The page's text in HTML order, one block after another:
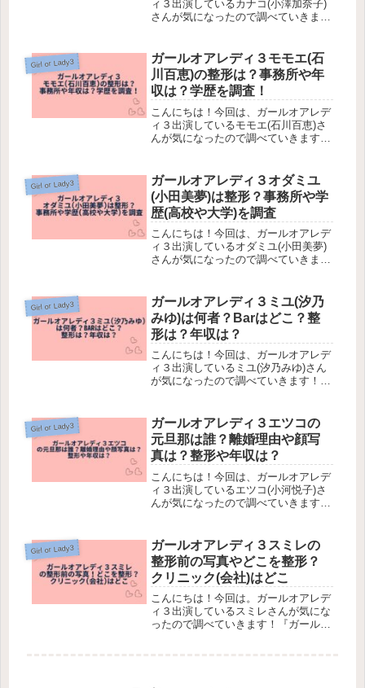
ィ３出演しているカナコ(小澤加奈子)
さんが気になったので調べていきま
す。20代女性の「ガール」と30代女性
の「レディ」が参加し、結婚を真剣に
考...
Girl or Lady3
ガールオアレディ３モモエ(石
川百恵)の整形は？事務所や年
収は？学歴を調査！
こんにちは！今回は、ガールオアレデ
ィ３出演しているモモエ(石川百恵)さ
んが気になったので調べていきます！
性の「ガール」と30代女性の「レデ
ィ」が参加し、結婚を真剣に考え...
Girl or Lady3
ガールオアレディ３オダミユ
(小田美夢)は整形？事務所や学
歴(高校や大学)を調査
こんにちは！今回は、ガールオアレデ
ィ３出演しているオダミユ(小田美夢)
さんが気になったので調べていきま
アシスタント→恋リア出演へとキャリ
アを重ねてきた“表現系キャリア...
Girl or Lady3
ガールオアレディ３ミユ(汐乃
みゆ)は何者？Barはどこ？整
形は？年収は？
こんにちは！今回は、ガールオアレデ
ィ３出演しているミユ(汐乃みゆ)さん
が気になったので調べていきます！
性の「ガール」と30代女性の「レデ
ィ」が参加し、結婚を真剣に考える...
Girl or Lady3
ガールオアレディ３エツコの
元旦那は誰？離婚理由や顔写
真は？整形や年収は？
こんにちは！今回は、ガールオアレデ
ィ３出演しているエツコ(小河悦子)さ
んが気になったので調べていきます！
性の「ガール」と30代女性の「レデ
ィ」が参加し、結婚を真剣に考え...
Girl or Lady3
ガールオアレディ３スミレの
整形前の写真やどこを整形？
クリニック(会社)はどこ
こんにちは！今回は。ガールオアレデ
ィ３出演しているスミレさんが気にな
ったので調べていきます！『ガールオ